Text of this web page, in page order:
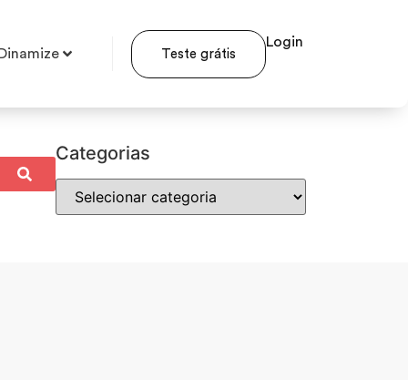
Teste grátis
Login
Categorias